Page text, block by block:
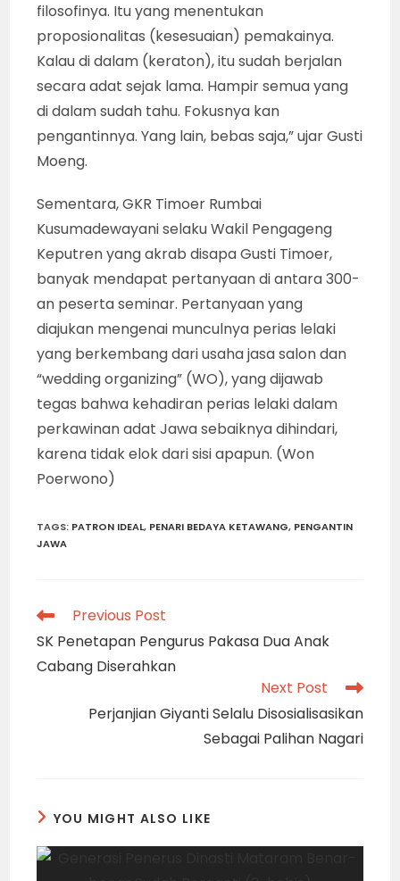
filosofinya. Itu yang menentukan
proposionalitas (kesesuaian) pemakainya.
Kalau di dalam (keraton), itu sudah berjalan
secara adat sejak lama. Hampir semua yang
di dalam sudah tahu. Fokusnya kan
pengantinnya. Yang lain, bebas saja,” ujar Gusti
Moeng.
Sementara, GKR Timoer Rumbai
Kusumadewayani selaku Wakil Pengageng
Keputren yang akrab disapa Gusti Timoer,
banyak mendapat pertanyaan di antara 300-
an peserta seminar. Pertanyaan yang
diajukan mengenai munculnya perias lelaki
yang berkembang dari usaha jasa salon dan
“wedding organizing” (WO), yang dijawab
tegas bahwa kehadiran perias lelaki dalam
perkawinan adat Jawa sebaiknya dihindari,
karena tidak elok dari sisi apapun. (Won
Poerwono)
TAGS: PATRON IDEAL, PENARI BEDAYA KETAWANG, PENGANTIN
JAWA
Read
articles
Previous Post
SK Penetapan Pengurus Pakasa Dua Anak
Cabang Diserahkan
Next Post
Perjanjian Giyanti Selalu Disosialisasikan
Sebagai Palihan Nagari
YOU MIGHT ALSO LIKE